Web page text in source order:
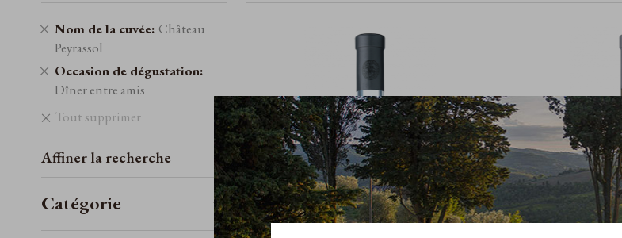
Nom de la cuvée Château
Peyrassol
Retirer
cet
élément
Occasion de dégustation
Dîner entre amis
Retirer
cet
Tout supprimer
Affiner la recherche
Catégorie